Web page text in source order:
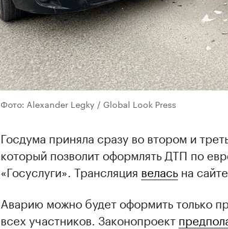
Фото: Alexander Legky / Global Look Press
Госдума приняла сразу во втором и
который позволит оформлять ДТП по
«Госуслуги». Трансляция велась на
Аварию можно будет оформить только
всех участников. Законопроект